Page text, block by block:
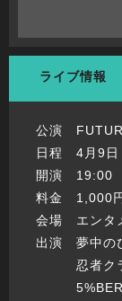
ライブ情報
公演
日程 4月9日
開演 19:00
料金 1,000
会場 エンタ
出演 夢中の
忍者クラ